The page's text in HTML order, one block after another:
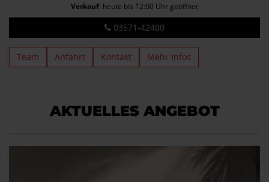
Verkauf: heute bis 12:00 Uhr geöffnet
03571-42400
Team Anfahrt Kontakt Mehr Infos
AKTUELLES ANGEBOT